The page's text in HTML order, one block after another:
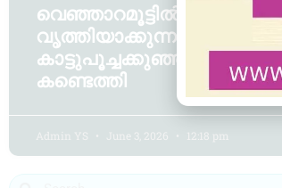
വെഞ്ഞാറമൂട്ടിൽ പുരയിടം
വൃത്തിയാക്കുന്നതിനിടെ മൂന്ന്
കാട്ടുപൂച്ചക്കുഞ്ഞുങ്ങളെ
കണ്ടെത്തി
Admin YS June 3, 2026 12:18 pm